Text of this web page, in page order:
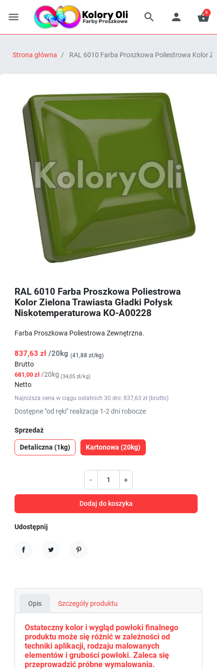
   
0
Strona główna RAL 6010 Farba Proszkowa Poliestrowa Kolor
RAL 6010 Farba Proszkowa Poliestrowa
Kolor Zielona Trawiasta Gładki Połysk
Niskotemperaturowa KO-A00228
Farba Proszkowa Poliestrowa Zewnętrzna.
837,63 zł /20kg (41,88 zł/kg)
Brutto
681,00 zł /20kg (34,05 zł/kg)
Netto
Najniższa cena w ciągu ostatnich 30 dni: 837,63 zł (brutto)
Dostępne "od ręki" realizacja 1-2 dni robocze
Sprzedaż
Detaliczna (1kg) Kartonowa (20kg)
- +
Dodaj do koszyka
Udostępnij
Opis Szczegóły produktu
Ostateczny kolor i wygląd powłoki finalnego
produktu może się różnić w zależności od
techniki aplikacji, rodzaju malowanych
elementów i grubości powłoki. Zaleca się
przeprowadzić próbne wymalowania.